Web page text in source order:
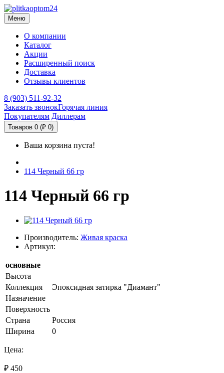
Меню
О компании
Каталог
Акции
Расширенный поиск
Доставка
Отзывы клиентов
8 (903) 511-92-32
Заказать звонокГорячая линия
Покупателям Диллерам
Товаров 0 (₽ 0)
Ваша корзина пуста!
114 Черный 66 гр
114 Черный 66 гр
Производитель: Живая краска
Артикул:
основные
Высота
Коллекция
Эпоксидная затирка "Диамант"
Назначение
Поверхность
Страна
Россия
Ширина
0
Цена:
₽ 450